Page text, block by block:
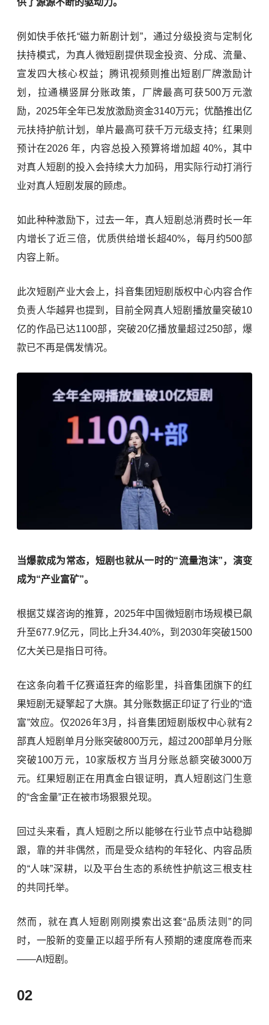
供了源源不断的驱动力。
例如快手依托“磁力新剧计划”，通过分级投资与定制化
扶持模式，为真人微短剧提供现金投资、分成、流量、
宣发四大核心权益；腾讯视频则推出短剧厂牌激励计
划，拉通横竖屏分账政策，厂牌最高可获500万元激
励，2025年全年已发放激励资金3140万元；优酷推出亿
元扶持护航计划，单片最高可获千万元级支持；红果则
预计在2026 年，内容总投入预算将增加超 40%，其中
对真人短剧的投入会持续大力加码，用实际行动打消行
业对真人短剧发展的顾虑。
如此种种激励下，过去一年，真人短剧总消费时长一年
内增长了近三倍，优质供给增长超40%，每月约500部
内容上新。
此次短剧产业大会上，抖音集团短剧版权中心内容合作
负责人华越昇也提到，目前全网真人短剧播放量突破10
亿的作品已达1100部，突破20亿播放量超过250部，爆
款已不再是偶发情况。
当爆款成为常态，短剧也就从一时的“流量泡沫”，演变
成为“产业富矿”。
根据艾媒咨询的推算，2025年中国微短剧市场规模已飙
升至677.9亿元，同比上升34.40%，到2030年突破1500
亿大关已是指日可待。
在这条向着千亿赛道狂奔的缩影里，抖音集团旗下的红
果短剧无疑擎起了大旗。其分账数据正印证了行业的“造
富”效应。仅2026年3月，抖音集团短剧版权中心就有2
部真人短剧单月分账突破800万元，超过200部单月分账
突破100万元，10家版权方当月分账总额突破3000万
元。红果短剧正在用真金白银证明，真人短剧这门生意
的“含金量”正在被市场狠狠兑现。
回过头来看，真人短剧之所以能够在行业节点中站稳脚
跟，靠的并非偶然，而是受众结构的年轻化、内容品质
的“人味”深耕，以及平台生态的系统性护航这三根支柱
的共同托举。
然而，就在真人短剧刚刚摸索出这套“品质法则”的同
时，一股新的变量正以超乎所有人预期的速度席卷而来
——AI短剧。
02